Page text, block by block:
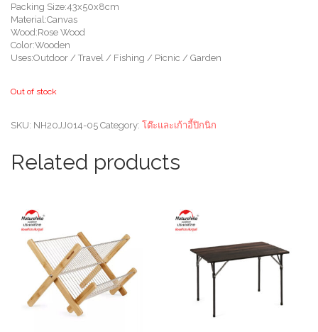
Packing Size:43x50x8cm
Material:Canvas
Wood:Rose Wood
Color:Wooden
Uses:Outdoor / Travel / Fishing / Picnic / Garden
Out of stock
SKU: NH20JJ014-05 Category: โต๊ะและเก้าอี้ปิกนิก
Related products